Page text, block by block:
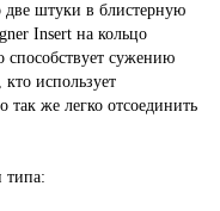
две штуки в блистерную
Insert на кольцо
способствует сужению
кто использует
же легко отсоединить
типа: